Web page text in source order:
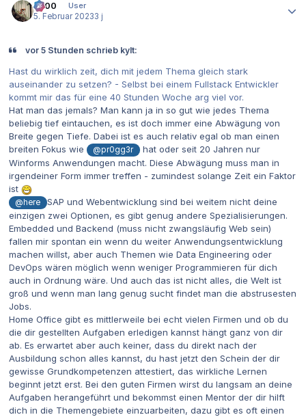
0x00
User
5. Februar 20233 j
vor 5 Stunden schrieb kylt:
Hast du wirklich zeit, dich mit jedem Thema gleich stark
auseinander zu setzen? - Selbst bei einem Fullstack Entwickler
kommt mir das für eine 40 Stunden Woche arg viel vor.
Hat man das jemals? Man kann ja in so gut wie jedes Thema
beliebig tief eintauchen, es ist doch immer eine Abwägung von
Breite gegen Tiefe. Dabei ist es auch relativ egal ob man einen
breiten Fokus wie
@pr0gg3r
hat oder seit 20 Jahren nur
Winforms Anwendungen macht. Diese Abwägung muss man in
irgendeiner Form immer treffen - zumindest solange Zeit ein Faktor
ist
@here
SAP und Webentwicklung sind bei weitem nicht deine
einzigen zwei Optionen, es gibt genug andere Spezialisierungen.
Embedded und Backend (muss nicht zwangsläufig Web sein)
fallen mir spontan ein wenn du weiter Anwendungsentwicklung
machen willst, aber auch Themen wie Data Engineering oder
DevOps wären möglich wenn weniger Programmieren für dich
auch in Ordnung wäre. Und auch das ist nicht alles, die Welt ist
groß und wenn man lang genug sucht findet man die abstrusesten
Jobs.
Home Office gibt es mittlerweile bei echt vielen Firmen und ob du
die dir gestellten Aufgaben erledigen kannst hängt ganz von dir
ab. Es erwartet aber auch keiner, dass du direkt nach der
Ausbildung schon alles kannst, du hast jetzt den Schein der dir
gewisse Grundkompetenzen attestiert, das wirkliche Lernen
beginnt jetzt erst. Bei den guten Firmen wirst du langsam an deine
Aufgaben herangeführt und bekommst einen Mentor der dir hilft
dich in die Themengebiete einzuarbeiten, dazu gibt es oft einen